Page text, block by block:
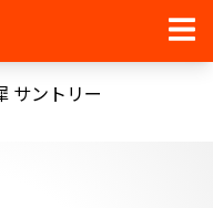
サントリー